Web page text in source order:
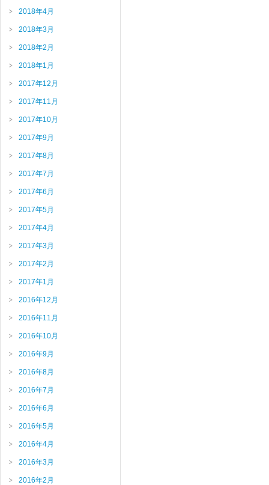
2018年4月
2018年3月
2018年2月
2018年1月
2017年12月
2017年11月
2017年10月
2017年9月
2017年8月
2017年7月
2017年6月
2017年5月
2017年4月
2017年3月
2017年2月
2017年1月
2016年12月
2016年11月
2016年10月
2016年9月
2016年8月
2016年7月
2016年6月
2016年5月
2016年4月
2016年3月
2016年2月